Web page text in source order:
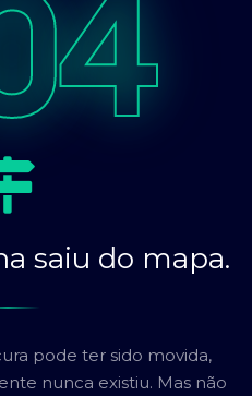
saiu do mapa.
pode ter sido movida,
nunca existiu. Mas não